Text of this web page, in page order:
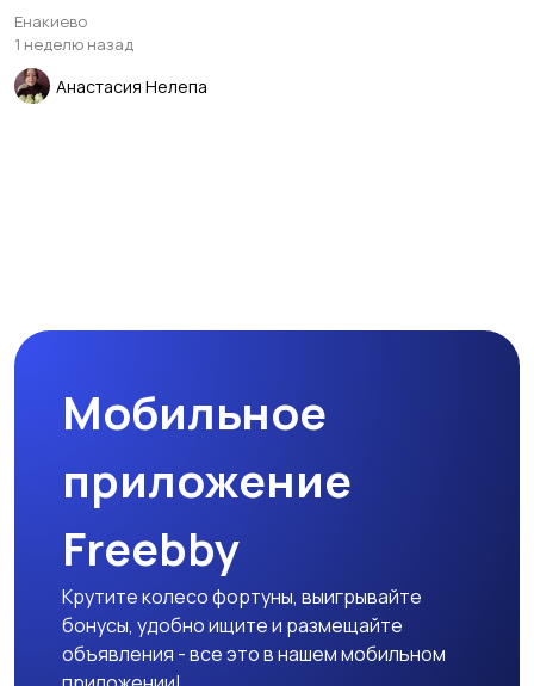
Енакиево
1 неделю назад
Анастасия Нелепа
Мобильное
приложение
Freebby
Крутите колесо фортуны, выигрывайте
бонусы, удобно ищите и размещайте
объявления - все это в нашем мобильном